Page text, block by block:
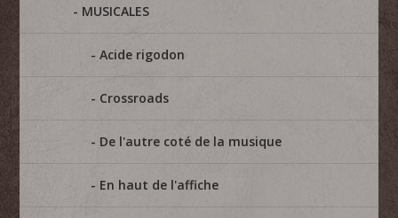
MUSICALES
Acide rigodon
Crossroads
De l'autre coté de la musique
En haut de l'affiche